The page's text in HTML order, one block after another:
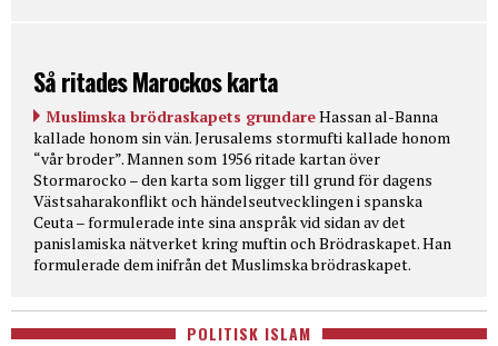
Så ritades Marockos karta
Muslimska brödraskapets grundareHassan al-Banna
kallade honom sin vän. Jerusalems stormufti kallade honom
“vår broder”. Mannen som 1956 ritade kartan över
Stormarocko – den karta som ligger till grund för dagens
Västsaharakonflikt och händelseutvecklingen i spanska
Ceuta – formulerade inte sina anspråk vid sidan av det
panislamiska nätverket kring muftin och Brödraskapet. Han
formulerade dem inifrån det Muslimska brödraskapet.
POLITISK ISLAM